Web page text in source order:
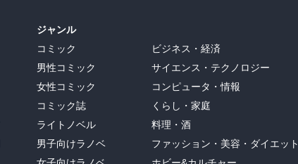
ジャンル
コミック
男性コミック
女性コミック
コミック誌
ライトノベル
男子向けラノベ
ビジネス・経済
サイエンス・テクノロジー
コンピュータ・情報
くらし・家庭
料理・酒
ファッション・美容・ダイエット